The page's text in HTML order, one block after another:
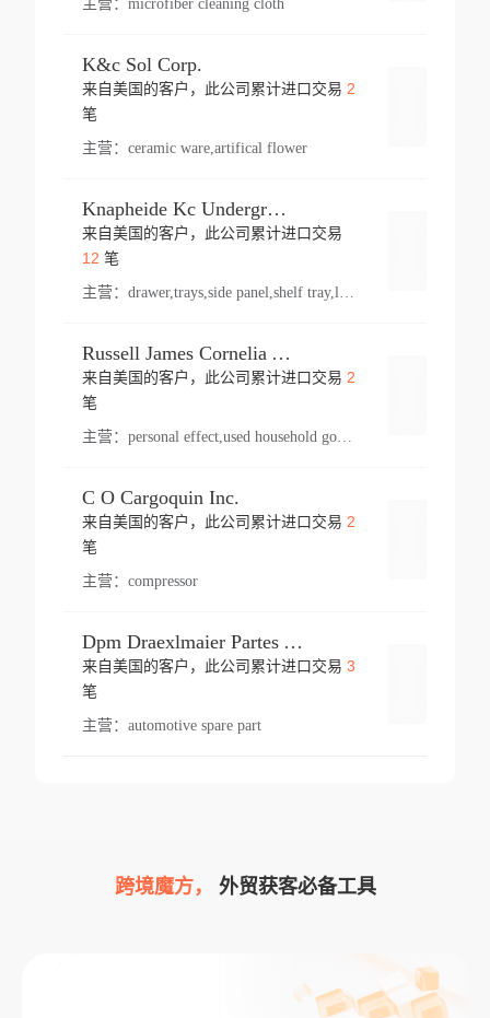
主营： microfiber cleaning cloth
K&c Sol Corp.
来自美国的客户，此公司累计进口交易 2
笔
主营： ceramic ware,artifical flower
Knapheide Kc Underground
来自美国的客户，此公司累计进口交易
12 笔
主营：
Russell James Cornelia Arlington Va
来自美国的客户，此公司累计进口交易 2
笔
主营： personal effect,used household goods
C O Cargoquin Inc.
来自美国的客户，此公司累计进口交易 2
笔
主营： compressor
Dpm Draexlmaier Partes Automotrices Corr Ind Huejotzingo
来自美国的客户，此公司累计进口交易 3
笔
主营： automotive spare part
跨境魔方， 外贸获客必备工具